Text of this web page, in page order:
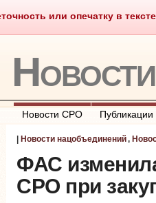
или опечатку в
Саморегулирование Что
Новости СРО Публикации
Новости нацобъединений,
ФАС
СРО при